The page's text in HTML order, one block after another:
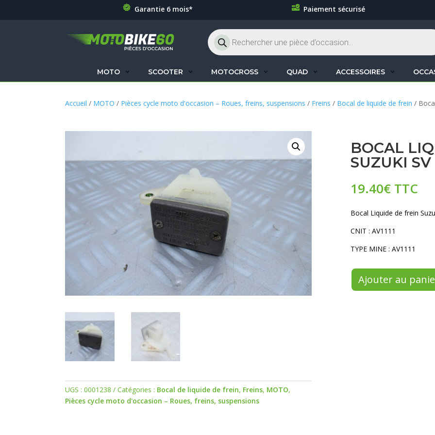
Garantie 6 mois* Paiement sécurisé
Recherche
de
produits
MOTO SCOOTER MOTOCROSS QUAD ACCESSOIRES
Accueil / MOTO / Pièces cycle moto d'occasion – Roues, freins, suspensions / Freins / Bocal de liquide de frein /
UGS :0001238 Catégories : Bocal de liquide de frein, Freins, MOTO,
Pièces cycle moto d'occasion – Roues, freins, suspensions
BOCAL
SUZUKI
19.40€ TTC
Bocal Liquide de frein
CNIT : AV1111
TYPE MINE : AV1111
Ajouter au